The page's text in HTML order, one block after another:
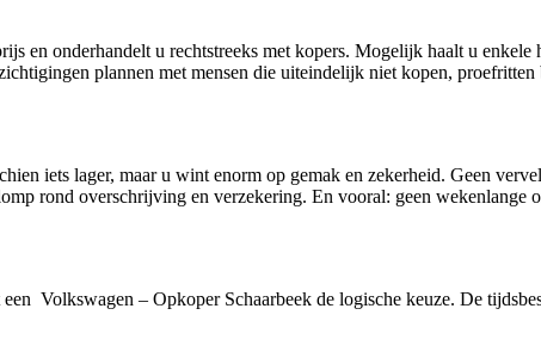
en onderhandelt u rechtstreeks met kopers. Mogelijk haalt u enkele
plannen met mensen die uiteindelijk niet kopen, proefritten
iets lager, maar u wint enorm op gemak en zekerheid. Geen
rond overschrijving en verzekering. En vooral: geen wekenlange
Volkswagen – Opkoper Schaarbeek de logische keuze. De